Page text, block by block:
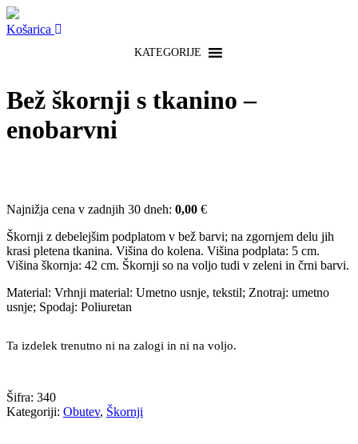
Košarica
KATEGORIJE
Bež škornji s tkanino –
enobarvni
Najnižja cena v zadnjih 30 dneh: 0,00 €
Škornji z debelejšim podplatom v bež barvi; na zgornjem delu jih
krasi pletena tkanina. Višina do kolena. Višina podplata: 5 cm.
Višina škornja: 42 cm. Škornji so na voljo tudi v zeleni in črni barvi.
Material: Vrhnji material: Umetno usnje, tekstil; Znotraj: umetno
usnje; Spodaj: Poliuretan
Ta izdelek trenutno ni na zalogi in ni na voljo.
Šifra: 340
Kategoriji: Obutev, Škornji